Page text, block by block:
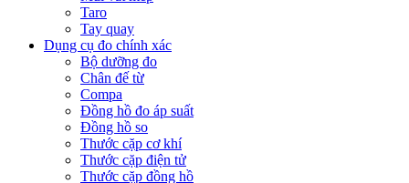
Taro
Tay quay
Dụng cụ đo chính xác
Bộ dưỡng đo
Chân đế từ
Compa
Đồng hồ đo áp suất
Đồng hồ so
Thước cặp cơ khí
Thước cặp điện tử
Thước cặp đồng hồ